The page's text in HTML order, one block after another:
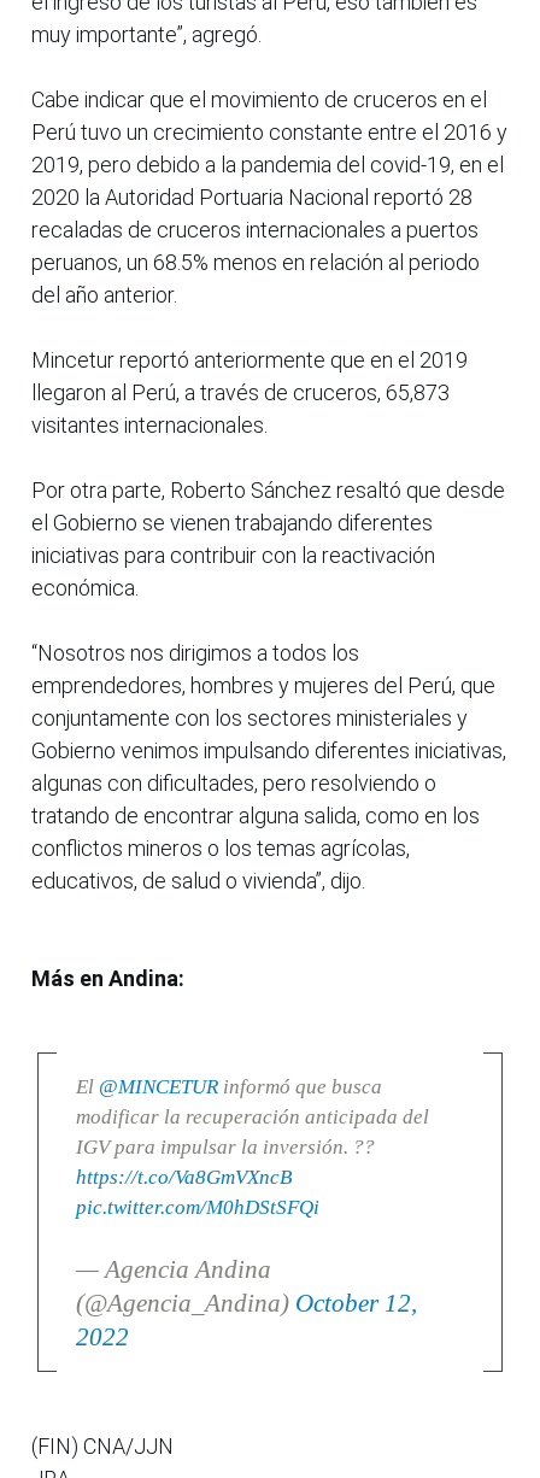
muy importante”, agregó.
Cabe indicar que el movimiento de cruceros en el
Perú tuvo un crecimiento constante entre el 2016 y
2019, pero debido a la pandemia del covid-19, en el
2020 la Autoridad Portuaria Nacional reportó 28
recaladas de cruceros internacionales a puertos
peruanos, un 68.5% menos en relación al periodo
del año anterior.
Mincetur reportó anteriormente que en el 2019
llegaron al Perú, a través de cruceros, 65,873
visitantes internacionales.
Por otra parte, Roberto Sánchez resaltó que desde
el Gobierno se vienen trabajando diferentes
iniciativas para contribuir con la reactivación
económica.
“Nosotros nos dirigimos a todos los
emprendedores, hombres y mujeres del Perú, que
conjuntamente con los sectores ministeriales y
Gobierno venimos impulsando diferentes iniciativas,
algunas con dificultades, pero resolviendo o
tratando de encontrar alguna salida, como en los
conflictos mineros o los temas agrícolas,
educativos, de salud o vivienda”, dijo.
Más en Andina:
El @MINCETURinformó que busca
modificar la recuperación anticipada del
IGV para impulsar la inversión. ??
https://t.co/Va8GmVXncB
pic.twitter.com/M0hDStSFQi
— Agencia Andina
(@Agencia_Andina) October 12,
2022
(FIN) CNA/JJN